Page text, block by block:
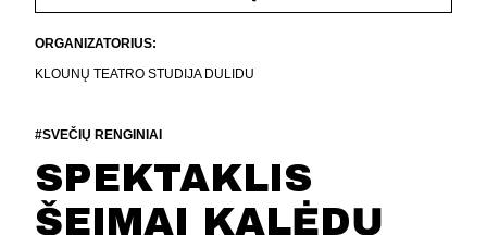
ORGANIZATORIUS:
KLOUNŲ TEATRO STUDIJA DULIDU
#SVEČIŲ RENGINIAI
SPEKTAKLIS
ŠEIMAI KALĖDŲ